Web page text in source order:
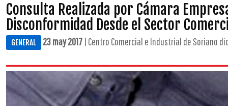
Consulta Realizada por Cámara
Disconformidad Desde el Sector
GENERAL 23 may 2017 | Centro Comercial e Industrial de Soriano